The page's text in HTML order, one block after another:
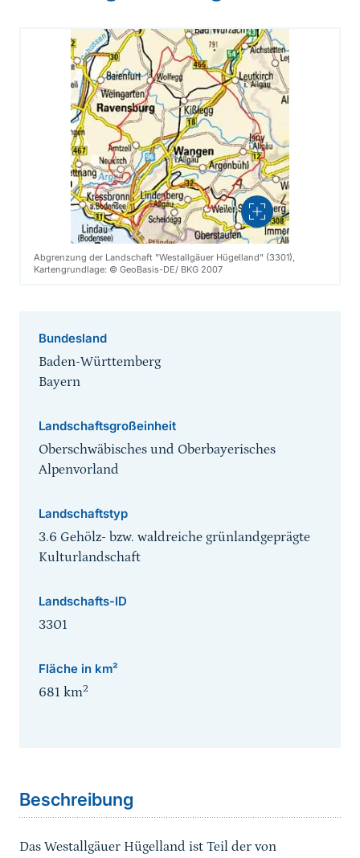
Vergrößern
Abgrenzung der Landschaft "Westallgäuer Hügelland" (3301),
Kartengrundlage: © GeoBasis-DE/ BKG 2007
Bundesland
Baden-Württemberg
Bayern
Landschaftsgroßeinheit
Oberschwäbisches und Oberbayerisches
Alpenvorland
Landschaftstyp
3.6 Gehölz- bzw. waldreiche grünlandgeprägte
Kulturlandschaft
Landschafts-ID
3301
Fläche in km²
681 km2
Beschreibung
Das Westallgäuer Hügelland ist Teil der von